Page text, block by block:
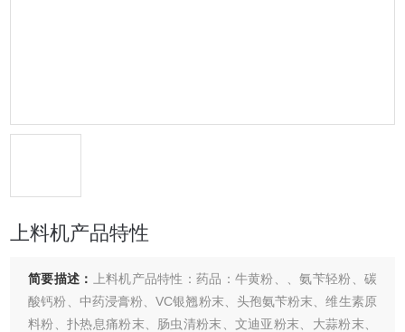
上料机产品特性
简要描述：
上料机产品特性：药品：牛黄粉、、氨苄轻粉、碳
酸钙粉、中药浸膏粉、VC银翘粉末、头孢氨苄粉末、维生素原
料粉、扑热息痛粉末、肠虫清粉末、文迪亚粉末、大蒜粉末、